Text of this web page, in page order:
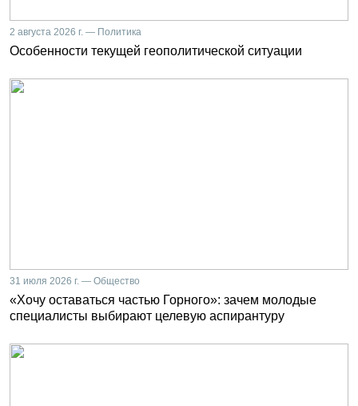
2 августа 2026 г. — Политика
Особенности текущей геополитической ситуации
31 июля 2026 г. — Общество
«Хочу оставаться частью Горного»: зачем молодые
специалисты выбирают целевую аспирантуру